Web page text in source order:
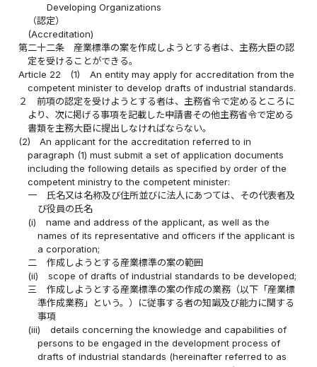
Developing Organizations
（認定）
(Accreditation)
第二十二条
産業標準の案を作成しようとする者は、主務大臣の認
定を受けることができる。
Article 22
(1)
An entity may apply for accreditation from the
competent minister to develop drafts of industrial standards.
２
前項の認定を受けようとする者は、主務省令で定めるところに
より、次に掲げる事項を記載した申請書その他主務省令で定める
書類を主務大臣に提出しなければならない。
(2)
An applicant for the accreditation referred to in
paragraph (1) must submit a set of application documents
including the following details as specified by order of the
competent ministry to the competent minister:
一
氏名又は名称及び住所並びに法人にあつては、その代表者及
び役員の氏名
(i)
name and address of the applicant, as well as the
names of its representative and officers if the applicant is
a corporation;
二
作成しようとする産業標準の案の範囲
(ii)
scope of drafts of industrial standards to be developed;
三
作成しようとする産業標準の案の作成の業務（以下「産業標
準作成業務」という。）に従事する者の知識及び能力に関する
事項
(iii)
details concerning the knowledge and capabilities of
persons to be engaged in the development process of
drafts of industrial standards (hereinafter referred to as